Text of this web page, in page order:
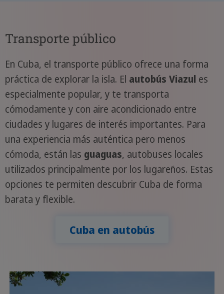
Transporte público
En Cuba, el transporte público ofrece una forma
práctica de explorar la isla. El autobús Viazul es
especialmente popular, y te transporta
cómodamente y con aire acondicionado entre
ciudades y lugares de interés importantes. Para
una experiencia más auténtica pero menos
cómoda, están las guaguas, autobuses locales
utilizados principalmente por los lugareños. Estas
opciones te permiten descubrir Cuba de forma
barata y flexible.
Cuba en autobús